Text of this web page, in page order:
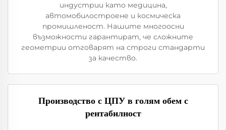
индустрии като медицина,
автомобилостроене и космическа
промишленост. Нашите многоосни
възможности гарантират, че сложните
геометрии отговарят на строги стандарти
за качество.
Производство с ЦПУ в голям обем с
рентабилност